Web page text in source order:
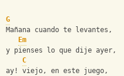
G
Mañana cuando te levantes,
Em
y pienses lo que dije ayer,
C
ay! viejo, en este juego,